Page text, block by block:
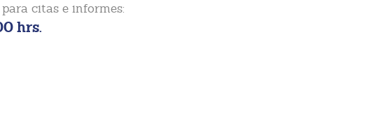
citas e informes:
hrs.